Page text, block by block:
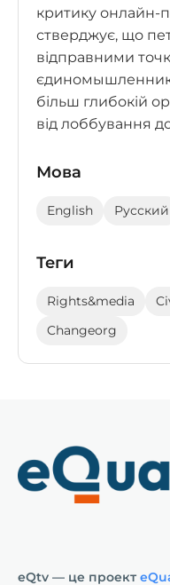
критику онлайн-
стверджує, що
відправними
більш глибокій
від лоббування до
Мова
English Русский
Теги
Rights&media
Changeorg
eQtv — це проект